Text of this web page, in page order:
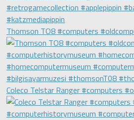
Thomson TO8 #computers
Coleco Telstar Ranger #computers